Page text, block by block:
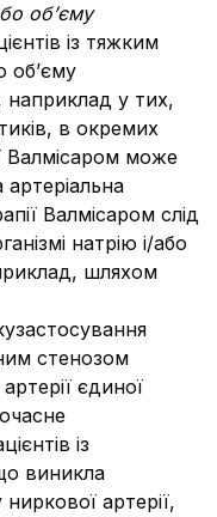
об’єму
із тяжким
об’єму
наприклад у тих,
в окремих
Валмісаром може
Валмісаром слід
натрію і/або
шляхом
застосування
стенозом
єдиної
із
виникла
артерії,